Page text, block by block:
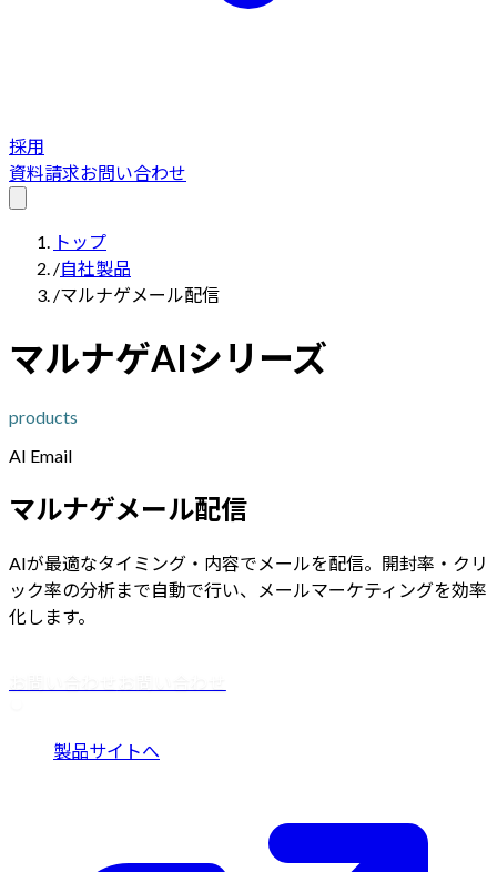
採用
資料請求お問い合わせ
トップ
/自社製品
/マルナゲメール配信
マルナゲAIシリーズ
products
AI Email
マルナゲメール配信
AIが最適なタイミング・内容でメールを配信。開封率・クリ
ック率の分析まで自動で行い、メールマーケティングを効率
化します。
製品サイトへ